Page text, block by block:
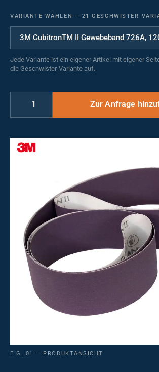
VARIANTE WÄHLEN — 21 GESCHWISTER-
Jede Variante ist ein eigener Artikel mit eigener
die Geschwister-Variante auf.
FIG. 01 — PRODUKTANSICHT